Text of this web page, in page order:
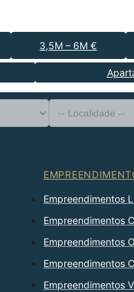
3,5M – 6M €
Empreendimentos
Empreendimentos
Empreendimentos
Empreendimentos
Empreendimentos